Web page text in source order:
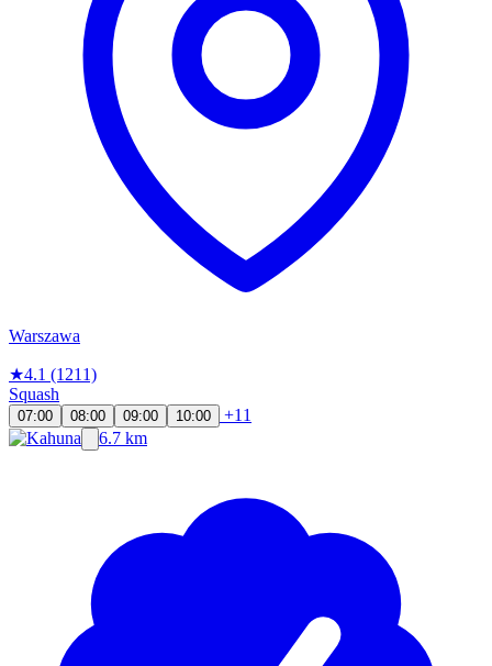
Warszawa
★4.1 (1211)
Squash
07:00 08:00 09:00 10:00
+11
6.7 km